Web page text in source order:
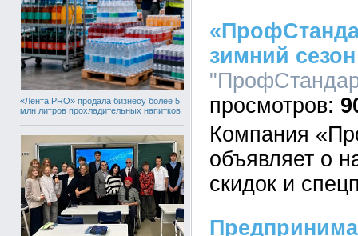
«Лента PRO» продала бизнесу более 5
млн литров прохладительных напитков
зимний
Компания
объявляет о
скидок и